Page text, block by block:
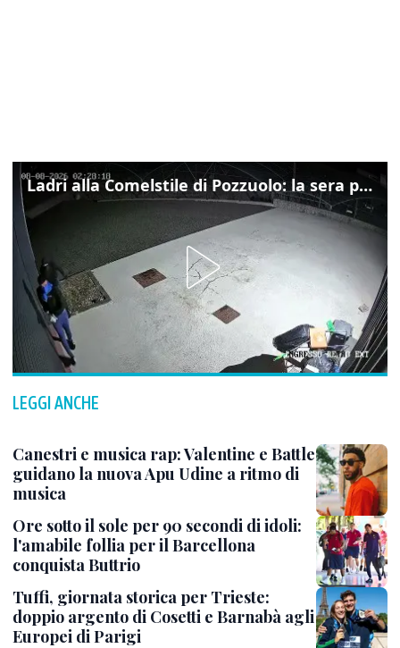
Ladri alla Comelstile di Pozzuolo: la sera prima il tentato furto a Buja, ecco le immagini
LEGGI ANCHE
Canestri e musica rap: Valentine e Battle
guidano la nuova Apu Udine a ritmo di
musica
Ore sotto il sole per 90 secondi di idoli:
l'amabile follia per il Barcellona
conquista Buttrio
Tuffi, giornata storica per Trieste:
doppio argento di Cosetti e Barnabà agli
Europei di Parigi